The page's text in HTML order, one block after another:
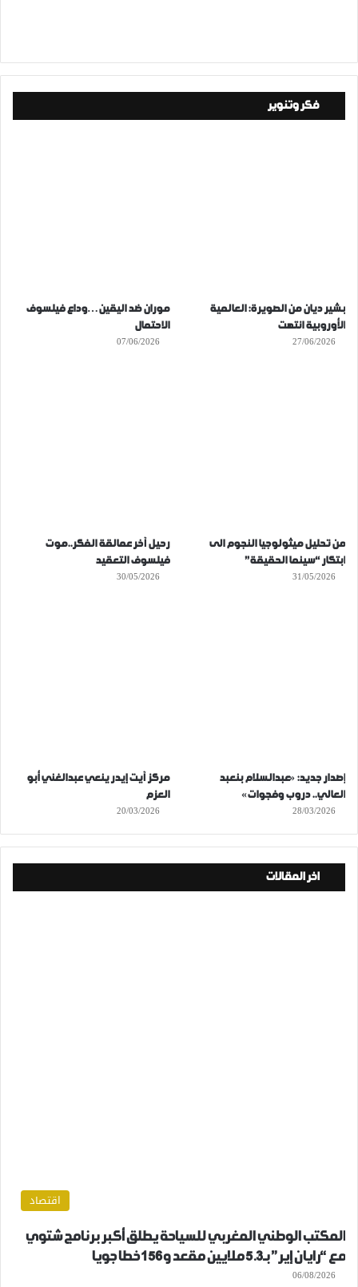
فكر وتنوير
بشير ديان من الصويرة: العالمية
الأوروبية انتهت
27/06/2026
موران ضد اليقين…وداع فيلسوف
الاحتمال
07/06/2026
من تحليل ميثولوجيا النجوم الى
ابتكار “سينما الحقيقة”
31/05/2026
رحيل آخر عمالقة الفكر..موت
فيلسوف التعقيد
30/05/2026
إصدار جديد: «عبدالسلام بنعبد
العالي.. دروب وفجوات»
28/03/2026
مركز آيت إيدر ينعي عبدالغني أبو
العزم
20/03/2026
اخر المقالات
اقتصاد
المكتب الوطني المغربي للسياحة يطلق أكبر برنامج شتوي
مع “رايان إير” بـ5.3 ملايين مقعد و156 خطا جويا
06/08/2026